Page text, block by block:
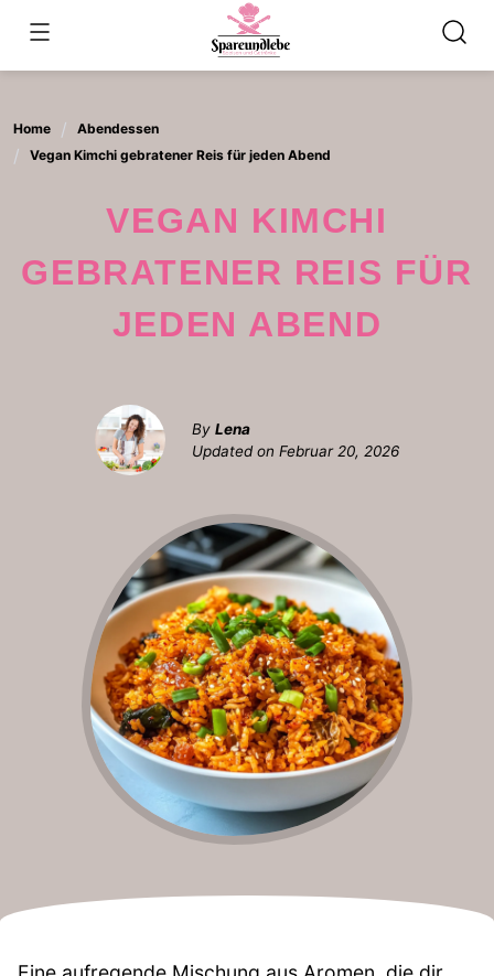
content
Home
Abendessen
Vegan Kimchi gebratener Reis für jeden Abend
VEGAN KIMCHI
GEBRATENER REIS FÜR
JEDEN ABEND
By Lena
Updated on Februar 20, 2026